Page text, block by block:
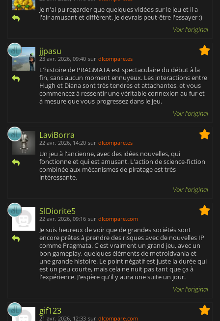
Je n'ai pu regarder que quelques vidéos sur le jeu et il a
l'air amusant et différent. Je devrais peut-être l'essayer :)
Voir l'original
jjpasu
23 avr. 2026, 09:40 sur dlcompare.es
L'histoire de PRAGMATA est spectaculaire du début à la
fin, sans aucun moment ennuyeux. Les interactions entre
Hugh et Diana sont très tendres et attachantes, et vous
commencez à ressentir une véritable connexion au fur et
à mesure que vous progressez dans le jeu.
Voir l'original
LaviBorra
22 avr. 2026, 14:20 sur dlcompare.es
Un jeu à l'ancienne, avec des idées nouvelles, qui
fonctionne et qui est amusant. L'action de science-fiction
combinée aux mécanismes de piratage est très
intéressante.
Voir l'original
SlDiorite5
22 avr. 2026, 09:16 sur dlcompare.com
Je suis heureux de voir que de grandes sociétés sont
encore prêtes à prendre des risques avec de nouvelles IP
comme Pragmata. C'est vraiment un grand jeu, avec un
bon gameplay, quelques éléments de metroidvania et
une grande histoire. Le point négatif est juste la durée qui
est un peu courte, mais cela ne nuit pas tant que ça à
l'expérience. J'espère qu'il y aura une suite un jour.
Voir l'original
gif123
21 avr. 2026, 12:33 sur dlcompare.com